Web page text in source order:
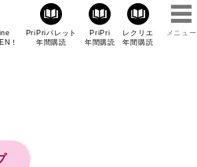
！
PriPriパレット
年間購読
PriPri
年間購読
レクリエ
年間購読
メニュー